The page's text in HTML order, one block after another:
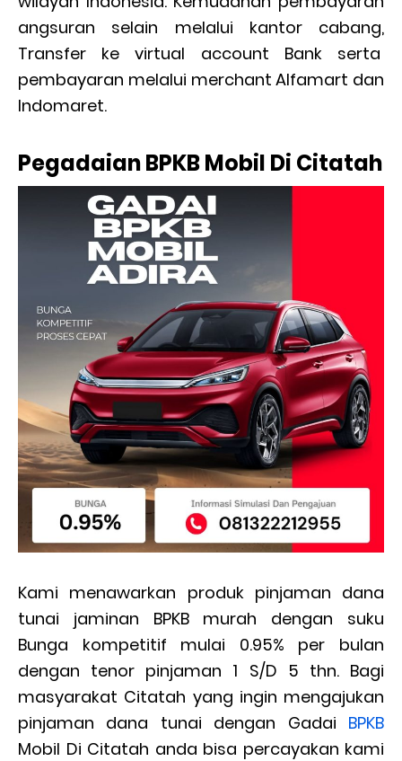
angsuran selain melalui kantor cabang,
Transfer ke virtual account Bank serta
pembayaran melalui merchant Alfamart dan
Indomaret.
Pegadaian BPKB Mobil Di Citatah
Kami menawarkan produk pinjaman dana
tunai jaminan BPKB murah dengan suku
Bunga kompetitif mulai 0.95% per bulan
dengan tenor pinjaman 1 S/D 5 thn. Bagi
masyarakat Citatah yang ingin mengajukan
pinjaman dana tunai dengan Gadai BPKB
Mobil Di Citatah anda bisa percayakan kami